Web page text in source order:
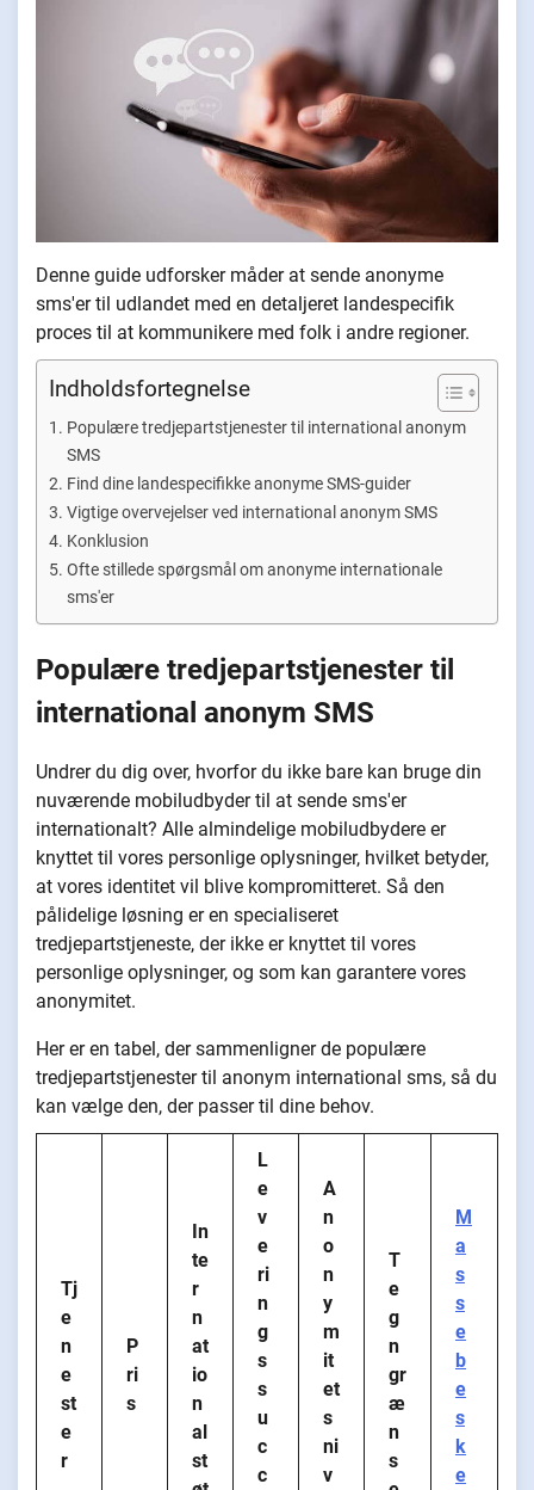
Denne guide udforsker måder at sende anonyme
sms'er til udlandet med en detaljeret landespecifik
proces til at kommunikere med folk i andre regioner.
Indholdsfortegnelse
Populære tredjepartstjenester til international anonym
SMS
Find dine landespecifikke anonyme SMS-guider
Vigtige overvejelser ved international anonym SMS
Konklusion
Ofte stillede spørgsmål om anonyme internationale
sms'er
Populære tredjepartstjenester til
international anonym SMS
Undrer du dig over, hvorfor du ikke bare kan bruge din
nuværende mobiludbyder til at sende sms'er
internationalt? Alle almindelige mobiludbydere er
knyttet til vores personlige oplysninger, hvilket betyder,
at vores identitet vil blive kompromitteret. Så den
pålidelige løsning er en specialiseret
tredjepartstjeneste, der ikke er knyttet til vores
personlige oplysninger, og som kan garantere vores
anonymitet.
Her er en tabel, der sammenligner de populære
tredjepartstjenester til anonym international sms, så du
kan vælge den, der passer til dine behov.
Tj
e
n
e
st
e
r
P
ri
s
In
te
r
n
at
io
n
al
st
L
e
v
e
ri
n
g
s
s
u
c
c
A
n
o
n
y
m
it
et
s
ni
v
T
e
g
n
gr
æ
n
s
M
a
s
s
e
b
e
s
k
e